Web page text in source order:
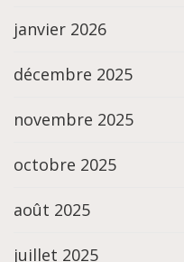
janvier 2026
décembre 2025
novembre 2025
octobre 2025
août 2025
juillet 2025